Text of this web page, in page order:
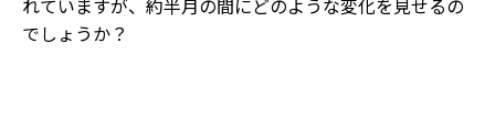
れていますが、約半月の間にどのような変化を見せるの
でしょうか？